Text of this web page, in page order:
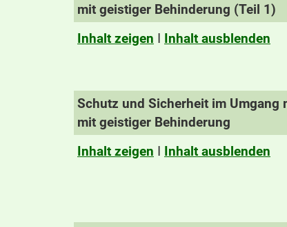
mit geistiger Behinderung (Teil 1)
Inhalt zeigen I Inhalt ausblenden
Schutz und Sicherheit im
mit geistiger Behinderung
Inhalt zeigen I Inhalt ausblenden